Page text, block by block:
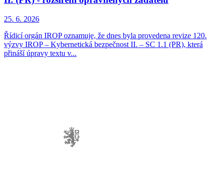
25. 6. 2026
Řídicí orgán IROP oznamuje, že dnes byla provedena revize 120.
výzvy IROP – Kybernetická bezpečnost II. – SC 1.1 (PR), která
přináší úpravy textu v...